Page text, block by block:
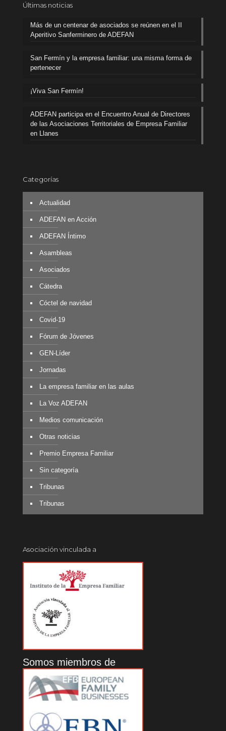
Últimas noticias
Más de un centenar de asociados se reúnen en el II
Aperitivo Sanferminero de ADEFAN
San Fermín y la empresa familiar: una misma forma de
pertenecer
¡Viva San Fermín!
ADEFAN participa en el Encuentro Anual de Directores
de las Asociaciones Territoriales de Empresa Familiar
en Llanes
Categorías
Actualidad
ADEFAN en Acción
ADEFAN Íntimo
Asambleas
Asociados
Cátedra
Cóctel de navidad
Covid-19
Fórum de Jóvenes
GEN-Líder
Jornadas
La empresa familiar en las aulas
La Voz ADEFAN
Medios comunicación
Otras noticias
Premio Empresa Familiar
Sin categoría
Tribunas
Tribunas
Asociación vinculada a
Somos miembros de